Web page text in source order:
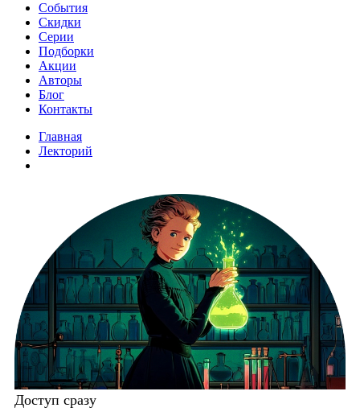
События
Скидки
Серии
Подборки
Акции
Авторы
Блог
Контакты
Главная
Лекторий
Доступ сразу